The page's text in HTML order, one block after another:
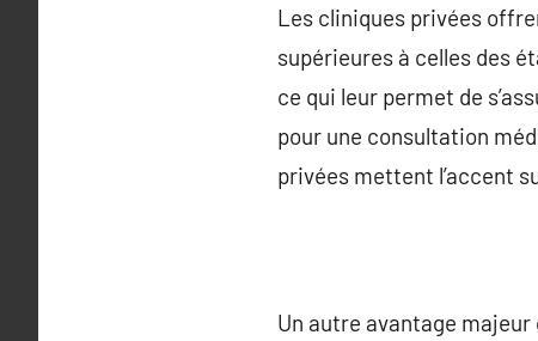
Les cliniques privées
supérieures à celles des
ce qui leur permet de
pour une consultation
privées mettent l’accent
Un autre avantage